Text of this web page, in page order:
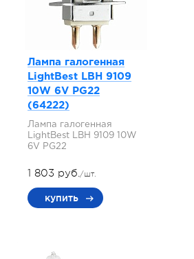
Лампа галогенная
LightBest LBH 9109
10W 6V PG22
(64222)
Лампа галогенная
LightBest LBH 9109 10W
6V PG22
1 803 руб./шт.
купить